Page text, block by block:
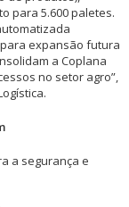
para 5.600 paletes.
expansão futura
a Coplana
no setor agro”,
a segurança e